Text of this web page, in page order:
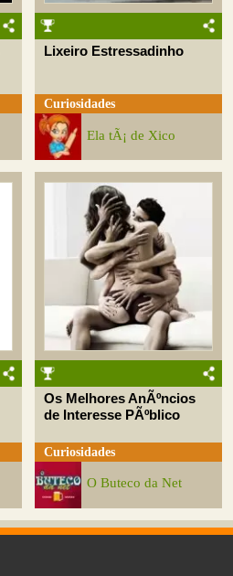
Lixeiro Estressadinho
Curiosidades
Ela tÃ¡ de Xico
Os Melhores AnÃºncios
de Interesse PÃºblico
Curiosidades
O Buteco da Net